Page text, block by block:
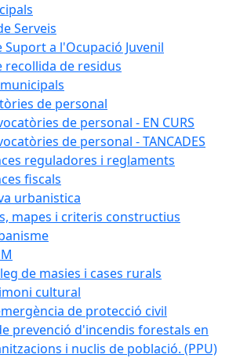
Serveis
Suport a l'Ocupació Juvenil
recollida de residus
de personal
de personal - EN CURS
de personal - TANCADES
reguladores i reglaments
fiscals
urbanistica
mapes i criteris constructius
de masies i cases rurals
cultural
de protecció civil
prevenció d'incendis forestals en
i nuclis de població. (PPU)